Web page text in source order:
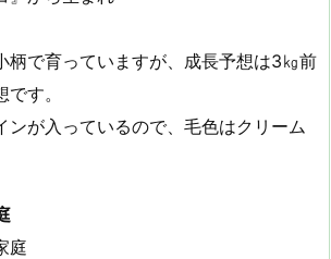
柄で育っていますが、成長予想は3㎏前
す。
ンが入っているので、毛色はクリーム
庭